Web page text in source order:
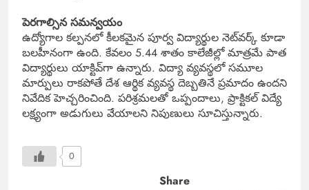
పెరగాల్సిన సమన్వయం
ఉద్యోగాల కల్పనలో కీలకమైన పూర్వ విద్యార్థుల నెట్‌వర్క్ కూడా
బలహీనంగా ఉంది. కేవలం 5.44 శాతం కాలేజీల్లో మాత్రమే పాత
విద్యార్థులు యాక్టివ్‌గా ఉన్నారు. విద్యా వ్యవస్థలో సమూల
మార్పులు రాకపోతే దేశ ఆర్థిక వ్యవస్థ దెబ్బతినే ప్రమాదం ఉందని
నివేదిక హెచ్చరించింది. పరిశ్రమలతో ఒప్పందాలు, ప్రాక్టికల్ విద్యే
లక్ష్యంగా అడుగులు వేయాలని నిపుణులు సూచిస్తున్నారు.
0
Share